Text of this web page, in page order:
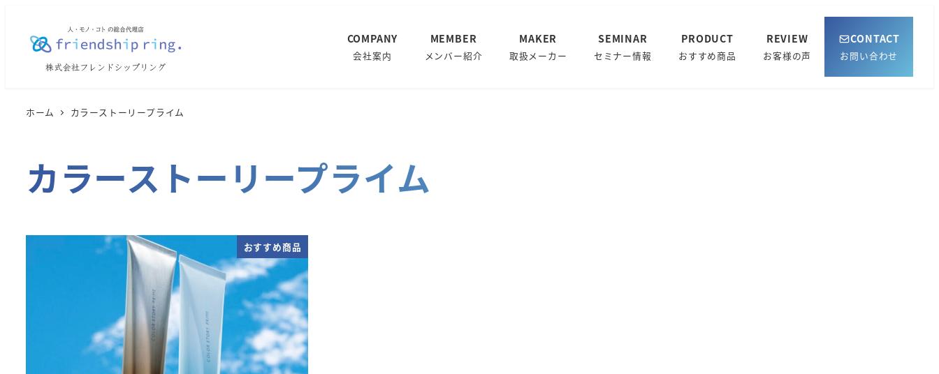
COMPANY
会社案内
MEMBER
メンバー紹介
MAKER
取扱メーカー
SEMINAR
セミナー情報
PRODUCT
おすすめ商品
REVIEW
お客様の声
CONTACT
お問い合わせ
ホーム カラーストーリープライム
カラーストーリープライム
おすすめ商品